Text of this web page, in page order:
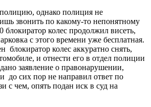
однако полиция не
звонить по какому-то непонятному
блокиратор колес продолжил висеть,
с этого времени уже бесплатная.
колес аккуратно снять,
и отнести его в отдел полиции
заявление о правонарушении,
до сих пор не направил ответ по
с чем, опять подан иск в суд на